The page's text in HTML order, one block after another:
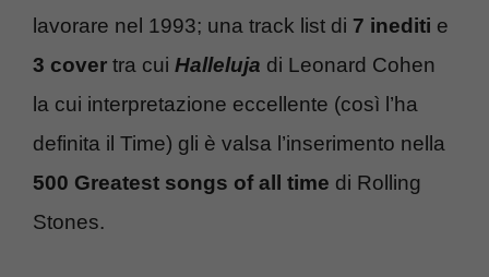
lavorare nel 1993; una track list di 7 inediti e
3 cover tra cui Halleluja di Leonard Cohen
la cui interpretazione eccellente (così l’ha
definita il Time) gli è valsa l’inserimento nella
500 Greatest songs of all time di Rolling
Stones.